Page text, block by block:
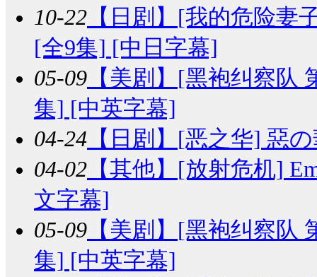
10-22 【日剧】 [我的危险妻
[全9集] [中日字幕]
05-09 【美剧】 [黑袍纠察队
集] [中英字幕]
04-24 【日剧】 [恶之华] 惡
04-02 【其他】 [放射危机]
文字幕]
05-09 【美剧】 [黑袍纠察队
集] [中英字幕]